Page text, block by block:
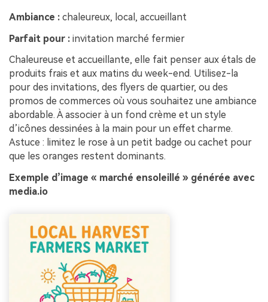
Ambiance : chaleureux, local, accueillant
Parfait pour : invitation marché fermier
Chaleureuse et accueillante, elle fait penser aux étals de
produits frais et aux matins du week-end. Utilisez-la
pour des invitations, des flyers de quartier, ou des
promos de commerces où vous souhaitez une ambiance
abordable. À associer à un fond crème et un style
d’icônes dessinées à la main pour un effet charme.
Astuce : limitez le rose à un petit badge ou cachet pour
que les oranges restent dominants.
Exemple d’image « marché ensoleillé » générée avec
media.io